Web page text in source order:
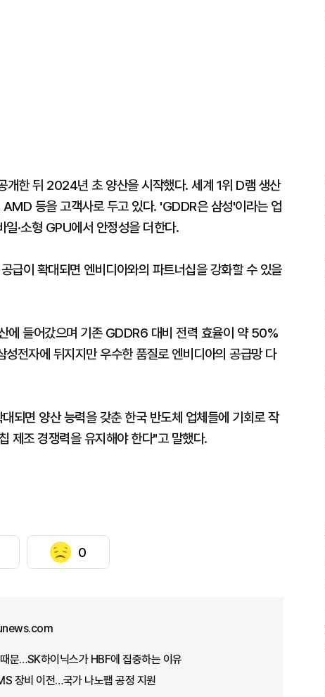
한 뒤 2024년 초 양산을 시작했다. 세계 1위 D램 생산
등을 고객사로 두고 있다. 'GDDR은 삼성'이라는 업
·소형 GPU에서 안정성을 더한다.
이 확대되면 엔비디아와의 파트너십을 강화할 수 있을
들어갔으며 기존 GDDR6 대비 전력 효율이 약 50%
전자에 뒤지지만 우수한 품질로 엔비디아의 공급망 다
되면 양산 능력을 갖춘 한국 반도체 업체들에 기회로 작
제조 경쟁력을 유지해야 한다"고 말했다.
0
문…SK하이닉스가 HBF에 집중하는 이유
장비 이전…국가 나노팹 공정 지원